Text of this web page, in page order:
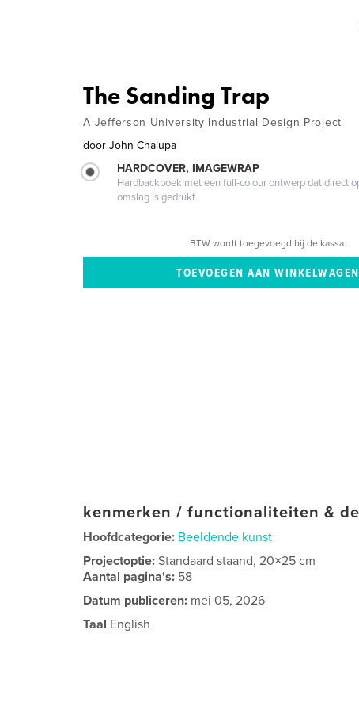
The Sanding Trap
A Jefferson University Industrial Design Project
door John Chalupa
HARDCOVER, IMAGEWRAP
Hardbackboek met een full-colour ontwerp dat direct
omslag is gedrukt
BTW wordt toegevoegd bij de kassa.
kenmerken / functionaliteiten &
Hoofdcategorie: Beeldende kunst
Projectoptie:Standaard staand, 20×25 cm
Aantal pagina's: 58
Datum publiceren: mei 05, 2026
Taal English